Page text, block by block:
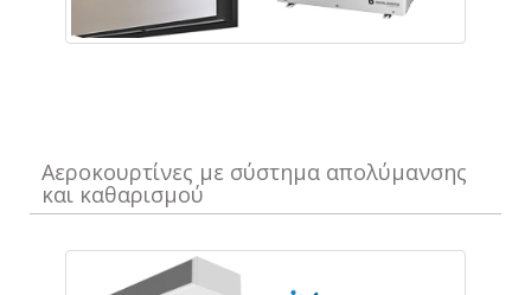
Αεροκουρτίνες με σύστημα απολύμανσης
και καθαρισμού